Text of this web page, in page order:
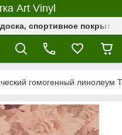
Art Vinyl
спортивное
гомогенный линолеум